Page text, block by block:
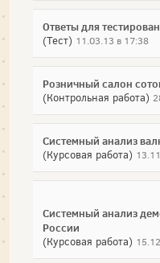
Ответы для
(Тест) 11.03.13 в 17:38
Розничный салон
(Контрольная работа)
Системный анализ
(Курсовая работа)
Системный анализ
России
(Курсовая работа)